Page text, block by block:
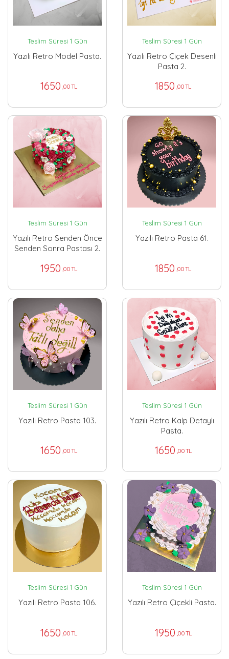
Teslim Süresi 1 Gün
Yazılı Retro Model Pasta.
1650 ,00 TL
Teslim Süresi 1 Gün
Yazılı Retro Çiçek Desenli
Pasta 2.
1850 ,00 TL
Teslim Süresi 1 Gün
Yazılı Retro Senden Önce
Senden Sonra Pastası 2.
1950 ,00 TL
Teslim Süresi 1 Gün
Yazılı Retro Pasta 61.
1850 ,00 TL
Teslim Süresi 1 Gün
Yazılı Retro Pasta 103.
1650 ,00 TL
Teslim Süresi 1 Gün
Yazılı Retro Kalp Detaylı
Pasta.
1650 ,00 TL
Teslim Süresi 1 Gün
Yazılı Retro Pasta 106.
1650 ,00 TL
Teslim Süresi 1 Gün
Yazılı Retro Çiçekli Pasta.
1950 ,00 TL